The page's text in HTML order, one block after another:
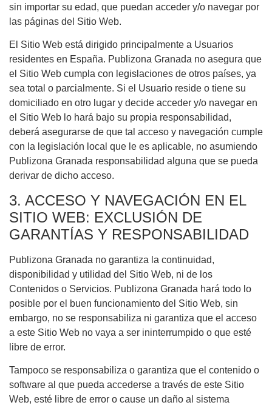
sin importar su edad, que puedan acceder y/o navegar por
las páginas del Sitio Web.
El Sitio Web está dirigido principalmente a Usuarios
residentes en España. Publizona Granada no asegura que
el Sitio Web cumpla con legislaciones de otros países, ya
sea total o parcialmente. Si el Usuario reside o tiene su
domiciliado en otro lugar y decide acceder y/o navegar en
el Sitio Web lo hará bajo su propia responsabilidad,
deberá asegurarse de que tal acceso y navegación cumple
con la legislación local que le es aplicable, no asumiendo
Publizona Granada responsabilidad alguna que se pueda
derivar de dicho acceso.
3. ACCESO Y NAVEGACIÓN EN EL
SITIO WEB: EXCLUSIÓN DE
GARANTÍAS Y RESPONSABILIDAD
Publizona Granada no garantiza la continuidad,
disponibilidad y utilidad del Sitio Web, ni de los
Contenidos o Servicios. Publizona Granada hará todo lo
posible por el buen funcionamiento del Sitio Web, sin
embargo, no se responsabiliza ni garantiza que el acceso
a este Sitio Web no vaya a ser ininterrumpido o que esté
libre de error.
Tampoco se responsabiliza o garantiza que el contenido o
software al que pueda accederse a través de este Sitio
Web, esté libre de error o cause un daño al sistema